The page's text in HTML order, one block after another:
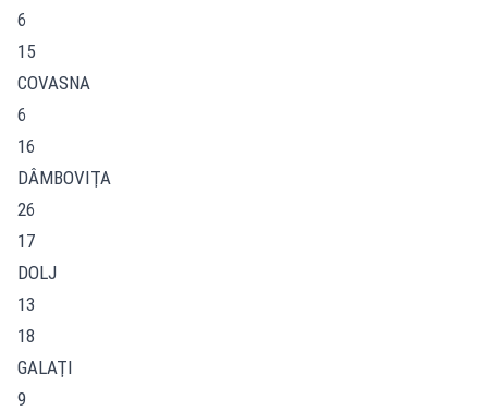
6
15
COVASNA
6
16
DÂMBOVIŢA
26
17
DOLJ
13
18
GALAŢI
9